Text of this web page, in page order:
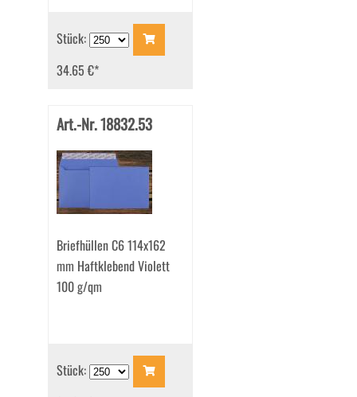
Stück:
34.65 €*
Art.-Nr. 18832.53
Briefhüllen C6 114x162
mm Haftklebend Violett
100 g/qm
Stück: